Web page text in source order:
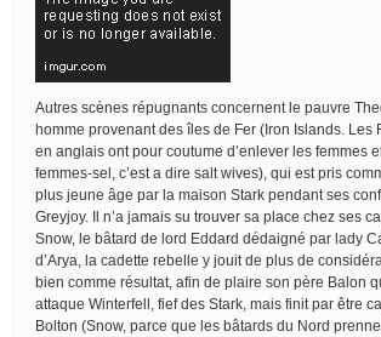
Autres scènes répugnants concernent le pauvre
homme provenant des îles de Fer (Iron Islands. Les
en anglais ont pour coutume d’enlever les femmes
femmes-sel, c’est a dire salt wives), qui est pris
plus jeune âge par la maison Stark pendant ses
Greyjoy. Il n’a jamais su trouver sa place chez ses
Snow, le bâtard de lord Eddard dédaigné par lady
d’Arya, la cadette rebelle y jouit de plus de
bien comme résultat, afin de plaire son père Balon
attaque Winterfell, fief des Stark, mais finit par être
Bolton (Snow, parce que les bâtards du Nord